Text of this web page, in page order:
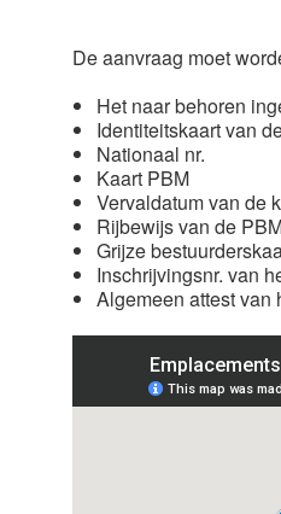
De aanvraag moet
Het naar behoren
Identiteitskaart van
Nationaal nr.
Kaart PBM
Vervaldatum van de
Rijbewijs van de
Grijze
Inschrijvingsnr. van
Algemeen attest van